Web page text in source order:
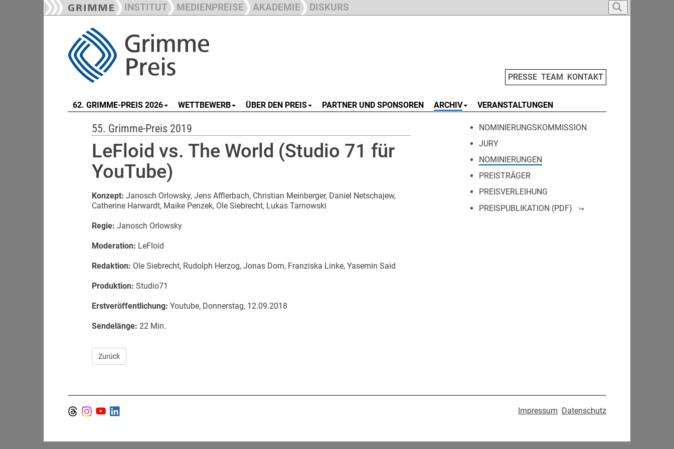
INSTITUT MEDIENPREISE AKADEMIE DISKURS
PRESSE TEAM KONTAKT
62. GRIMME-PREIS 2026 WETTBEWERB ÜBER DEN PREIS PARTNER UND SPONSOREN ARCHIV VERANSTALTUNGEN
55. Grimme-Preis 2019
LeFloid vs. The World (Studio 71 für
YouTube)
Konzept: Janosch Orlowsky, Jens Afflerbach, Christian Meinberger, Daniel Netschajew,
Catherine Harwardt, Maike Penzek, Ole Siebrecht, Lukas Tarnowski
Regie: Janosch Orlowsky
Moderation: LeFloid
Redaktion: Ole Siebrecht, Rudolph Herzog, Jonas Dorn, Franziska Linke, Yasemin Said
Produktion: Studio71
Erstveröffentlichung: Youtube, Donnerstag, 12.09.2018
Sendelänge: 22 Min.
Zurück
NOMINIERUNGSKOMMISSION
JURY
NOMINIERUNGEN
PREISTRÄGER
PREISVERLEIHUNG
PREISPUBLIKATION (PDF)
Impressum Datenschutz